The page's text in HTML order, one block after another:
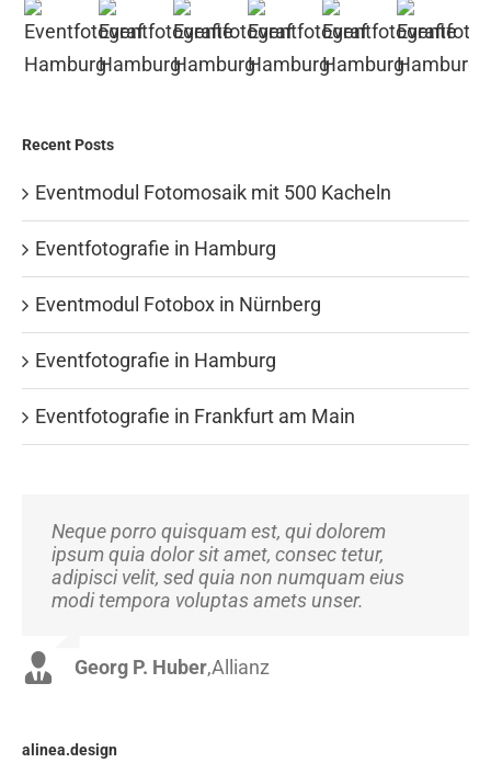
Recent Posts
Eventmodul Fotomosaik mit 500 Kacheln
Eventfotografie in Hamburg
Eventmodul Fotobox in Nürnberg
Eventfotografie in Hamburg
Eventfotografie in Frankfurt am Main
Neque porro quisquam est, qui dolorem
ipsum quia dolor sit amet, consec tetur,
adipisci velit, sed quia non numquam eius
modi tempora voluptas amets unser.
Georg P. Huber,Allianz
Aliquam erat volutpat. Quisque at est id ligula
facilisis laoreet eget pulvinar nibh.
Suspendisse at ultrices dui. Curabitur ac felis
arcu sadips ipsums fugiats nemis.
Luke Beck,Theme Fusion
alinea.design